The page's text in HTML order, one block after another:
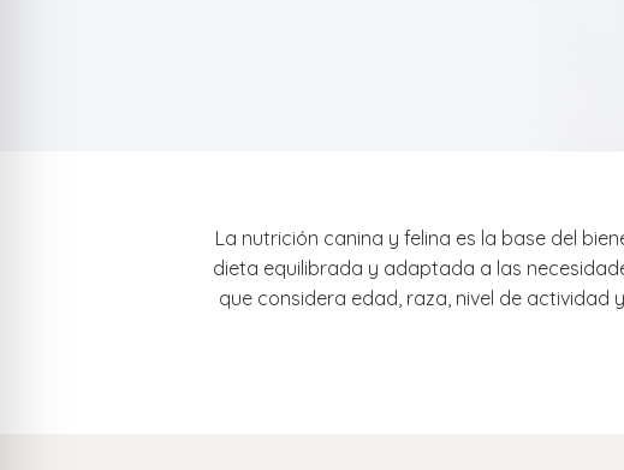
La nutrición canina y felina es la base del
dieta equilibrada y adaptada a las
que considera edad, raza, nivel de